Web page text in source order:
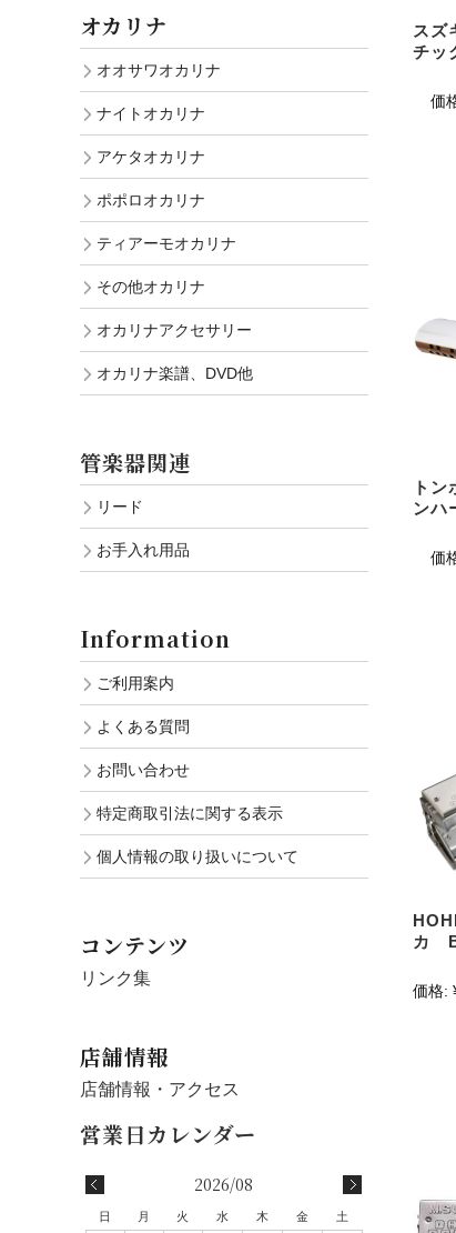
スズ
チ
価
ト
ンハ
価
カ
価格:
オカリナ
オオサワオカリナ
ナイトオカリナ
アケタオカリナ
ポポロオカリナ
ティアーモオカリナ
その他オカリナ
オカリナアクセサリー
オカリナ楽譜、DVD他
管楽器関連
リード
お手入れ用品
Information
ご利用案内
よくある質問
お問い合わせ
特定商取引法に関する表示
個人情報の取り扱いについて
コンテンツ
リンク集
店舗情報
店舗情報・アクセス
2026/08
日 月 火 水 木 金
土